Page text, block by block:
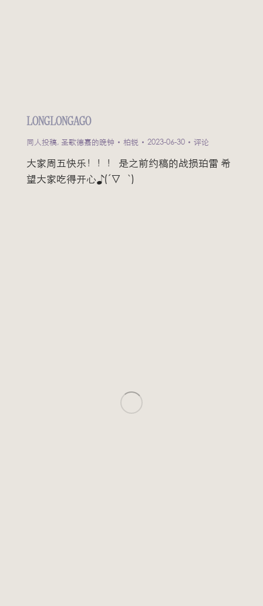
LONGLONGAGO
同人投稿, 圣歌德嘉的晚钟 柏锐 2023-06-30 评论
大家周五快乐！！！ 是之前约稿的战损珀雷 希
望大家吃得开心♪(´▽｀)